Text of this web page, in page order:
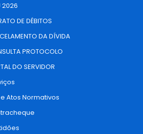
2026
DE DÉBITOS
DA DÍVIDA
PROTOCOLO
DO SERVIDOR
e Atos Normativos